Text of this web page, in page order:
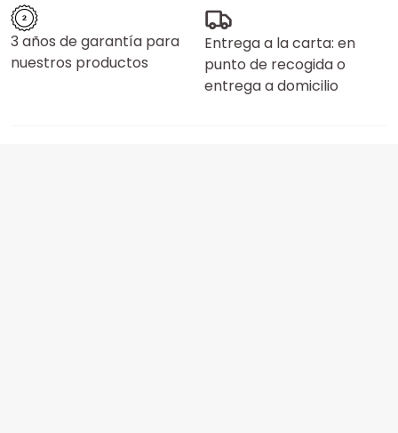
3 años de garantía para
nuestros productos
Entrega a la carta: en
punto de recogida o
entrega a domicilio